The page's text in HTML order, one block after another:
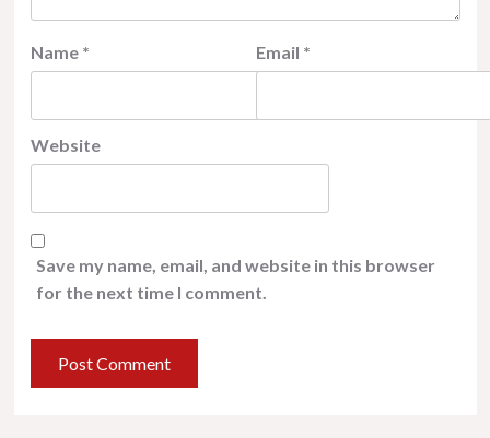
Name * Email *
Website
Save my name, email, and website in this browser
for the next time I comment.